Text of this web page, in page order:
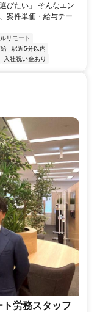
びたい」 そんなエン
案件単価・給与テー
リモート
駅近5分以内
入社祝い金あり
労務スタッフ